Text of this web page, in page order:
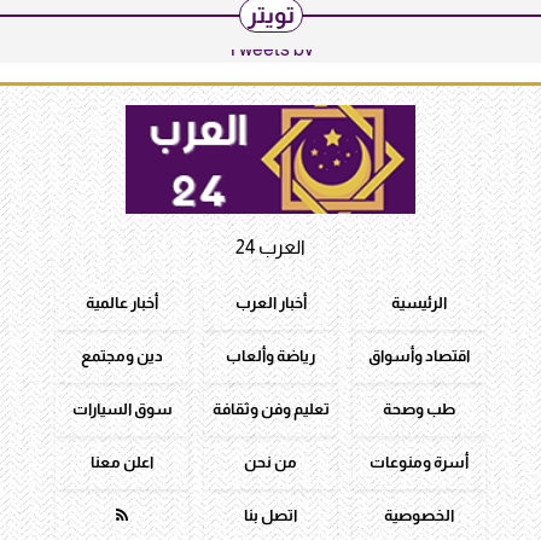
تويتر
Tweets by
العرب 24
الرئيسية أخبار العرب أخبار عالمية
اقتصاد وأسواق رياضة وألعاب دين ومجتمع
طب وصحة تعليم وفن وثقافة سوق السيارات
أسرة ومنوعات من نحن اعلن معنا
الخصوصية اتصل بنا 